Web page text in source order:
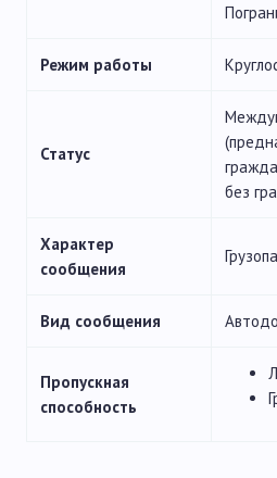
Режим работы
Статус
без
Характер
сообщения
Вид сообщения
Пропускная
способность